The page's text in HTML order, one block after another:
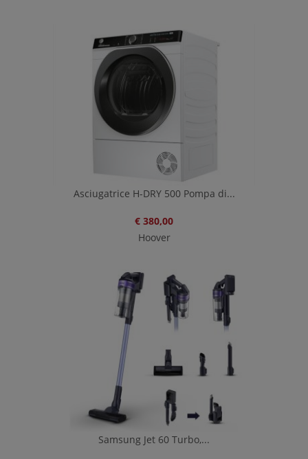
Asciugatrice H-DRY 500 Pompa di...
€ 380,00
Hoover
Samsung Jet 60 Turbo,...